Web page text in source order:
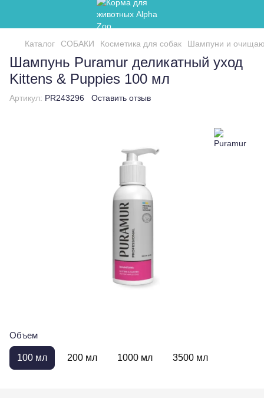
Каталог СОБАКИ Косметика для собак Шампуни и
Шампунь Puramur деликатный уход
Kittens & Puppies 100 мл
Артикул: PR243296 Оставить отзыв
Объем
100 мл 200 мл 1000 мл 3500 мл